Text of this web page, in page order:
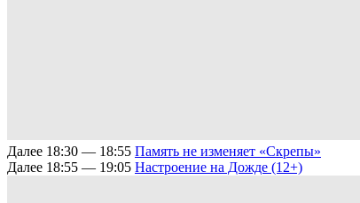
Далее 18:30 — 18:55 Память не изменяет «Скрепы»
Далее 18:55 — 19:05 Настроение на Дожде (12+)